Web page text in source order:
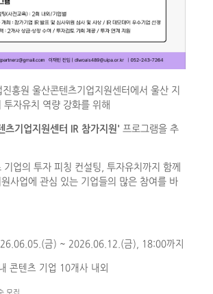
흥원 울산콘텐츠기업지원센터에서 울산 지
투자유치 역량 강화를 위해
츠기업지원센터 IR 참가지원' ​프로그램을 추
기업의 투자 피칭 컨설팅, 투자유치까지 함께
사업에 관심 있는 기업들의 많은 참여를 바
금) ~ 2026.06.12.(금), 18:00까지
콘텐츠 기업 10개사 내외